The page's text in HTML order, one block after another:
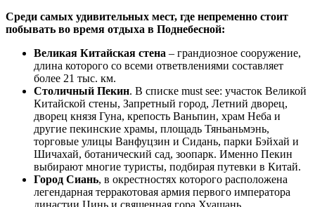
Среди самых удивительных мест, где непременно стоит
побывать во время отдыха в Поднебесной:
Великая Китайская стена – грандиозное сооружение,
длина которого со всеми ответвлениями составляет
более 21 тыс. км.
Столичный Пекин. В списке must see: участок Великой
Китайской стены, Запретный город, Летний дворец,
дворец князя Гуна, крепость Ваньпин, храм Неба и
другие пекинские храмы, площадь Тяньаньмэнь,
торговые улицы Ванфуцзин и Сидань, парки Бэйхай и
Шичахай, ботанический сад, зоопарк. Именно Пекин
выбирают многие туристы, подбирая путевки в Китай.
Город Сиань, в окрестностях которого расположена
легендарная терракотовая армия первого императора